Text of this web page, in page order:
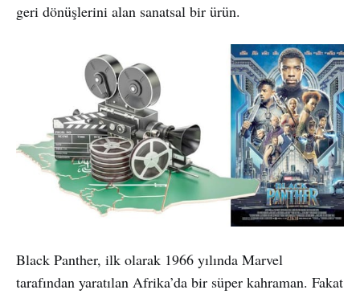
geri dönüşlerini alan sanatsal bir ürün.
Black Panther, ilk olarak 1966 yılında Marvel
tarafından yaratılan Afrika’da bir süper kahraman. Fakat